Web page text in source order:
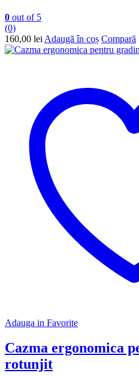
0 out of 5
(0)
160,00 lei Adaugă în coș Compară
Adauga in Favorite
Cazma ergonomica
rotunjit